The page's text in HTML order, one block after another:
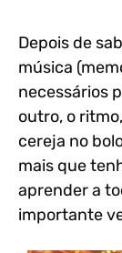
Depois de
música
necessários
outro, o
cereja no
mais que
aprender a
importante